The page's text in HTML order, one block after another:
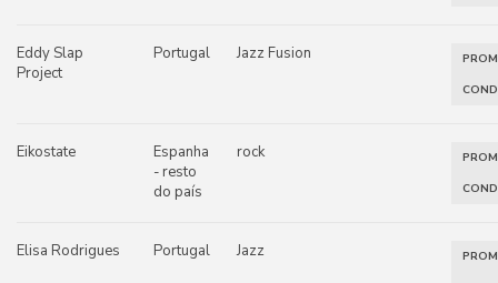
Eddy Slap
Project
Portugal Jazz Fusion
Eikostate
Espanha
- resto
do país
rock
Elisa Rodrigues Portugal Jazz